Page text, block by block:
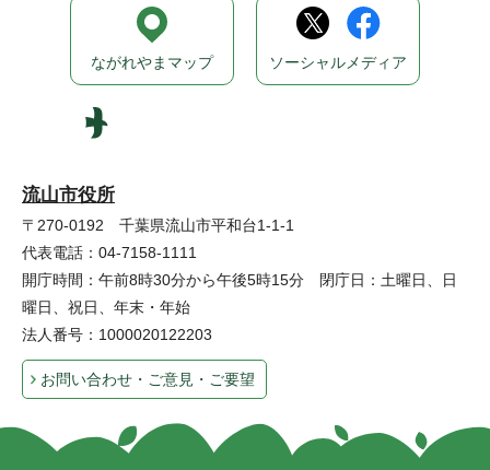
流山市役所
〒270-0192 千葉県流山市平和台1-1-1
代表電話：04-7158-1111
開庁時間：午前8時30分から午後5時15分 閉庁日：土曜日、日
曜日、祝日、年末・年始
法人番号：1000020122203
お問い合わせ・ご意見・ご要望
ながれやまマップ ソーシャルメディア